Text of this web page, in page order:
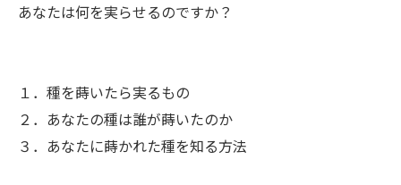
あなたは何を実らせるのですか？
１．種を蒔いたら実るもの
２．あなたの種は誰が蒔いたのか
３．あなたに蒔かれた種を知る方法